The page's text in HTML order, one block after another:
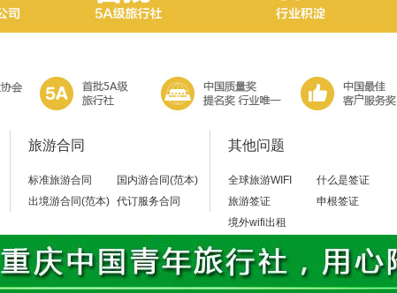
旅游合同
标准旅游合同
国内游合同(范本)
出境游合同(范本) 代订服务合同
其他问题
全球旅游WIFI
什么是签证
旅游签证
申根签证
境外wifi出租